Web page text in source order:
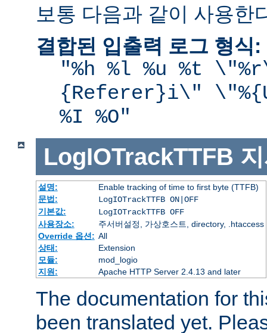
보통 다음과 같이 사용한
결합된 입출력 로그 형식:
"%h %l %u %t
{Referer}i\"
%I %O"
LogIOTrackTTFB
설명:
Enable tracking of time to first byte (TTFB)
문법:
LogIOTrackTTFB ON|OFF
기본값:
LogIOTrackTTFB OFF
사용장소:
주서버설정, 가상호스트, directory, .htaccess
Override 옵션: All
상태:
Extension
모듈:
mod_logio
지원:
Apache HTTP Server 2.4.13 and later
The documentation for
been translated yet.